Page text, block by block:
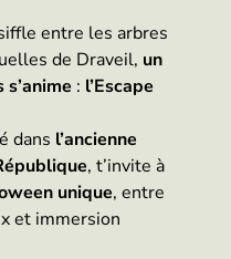
entre les arbres
de Draveil, un
: l’Escape
dans l’ancienne
, t’invite à
unique, entre
et immersion